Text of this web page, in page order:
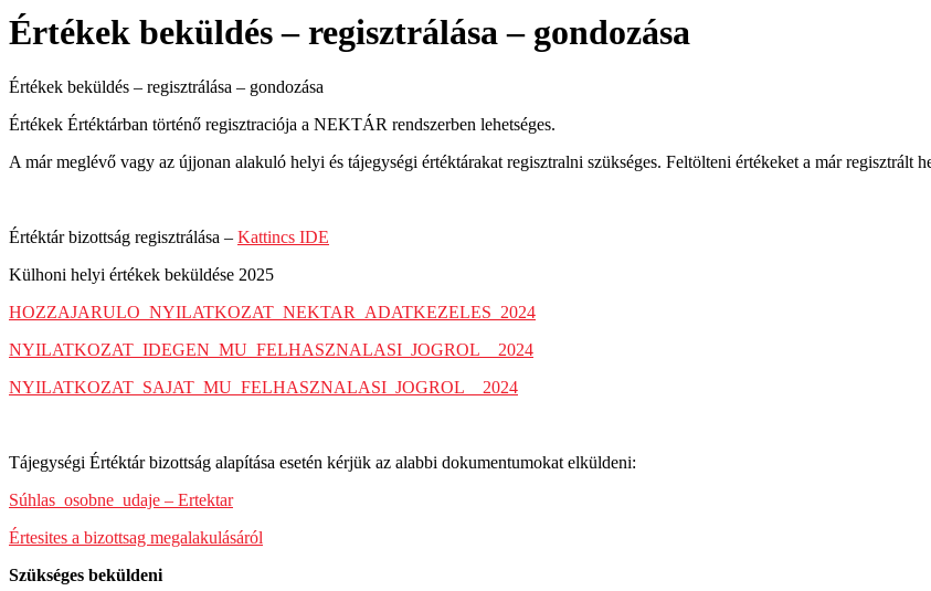
Értékek beküldés – regisztrálása – gondozása
Értékek beküldés – regisztrálása – gondozása
Értékek Értéktárban történő regisztraciója a NEKTÁR rendszerben lehetséges.
A már meglévő vagy az újjonan alakuló helyi és tájegységi értéktárakat regisztralni szükséges. Feltölteni értékeket a már
Értéktár bizottság regisztrálása – Kattincs IDE
Külhoni helyi értékek beküldése 2025
HOZZAJARULO_NYILATKOZAT_NEKTAR_ADATKEZELES_2024
NYILATKOZAT_IDEGEN_MU_FELHASZNALASI_JOGROL__2024
NYILATKOZAT_SAJAT_MU_FELHASZNALASI_JOGROL__2024
Tájegységi Értéktár bizottság alapítása esetén kérjük az alabbi dokumentumokat elküldeni:
Súhlas_osobne_udaje – Ertektar
Értesites a bizottsag megalakulásáról
Szükséges beküldeni